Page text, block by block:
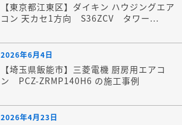
【東京都江東区】ダイキン ハウジングエア
コン 天カセ1方向 S36ZCV タワー...
2026年6月4日
【埼玉県飯能市】三菱電機 厨房用エアコ
ン PCZ-ZRMP140H6 の施工事例
2026年4月23日